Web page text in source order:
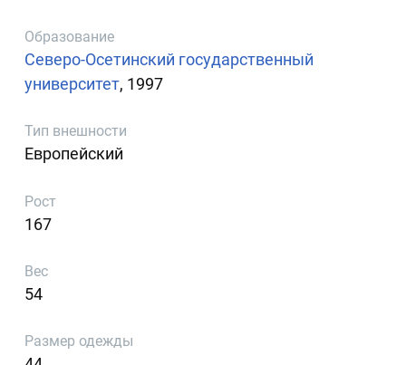
Образование
Северо-Осетинский государственный
университет, 1997
Тип внешности
Европейский
Рост
167
Вес
54
Размер одежды